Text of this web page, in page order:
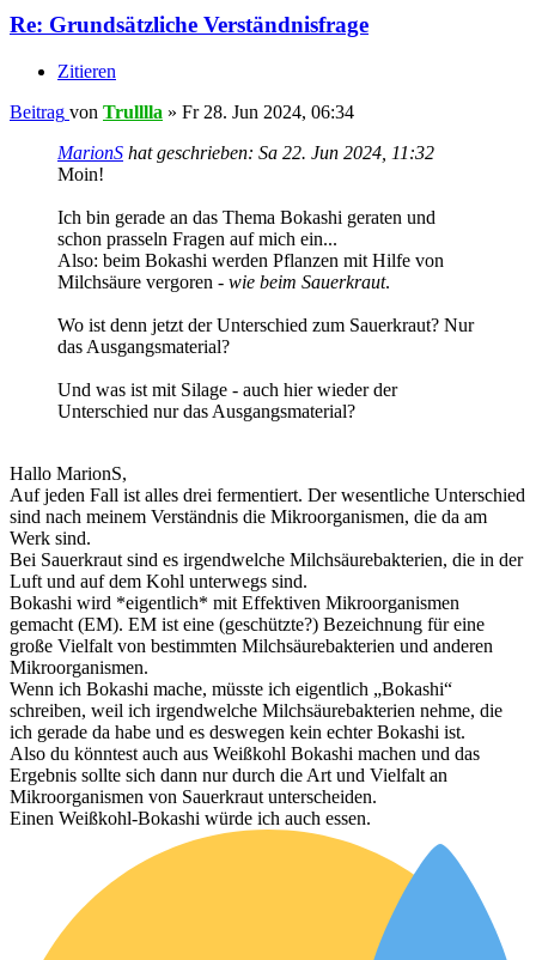
Re: Grundsätzliche Verständnisfrage
Zitieren
Beitrag von Trulllla » Fr 28. Jun 2024, 06:34
MarionS hat geschrieben: Sa 22. Jun 2024, 11:32
Moin!
Ich bin gerade an das Thema Bokashi geraten und
schon prasseln Fragen auf mich ein...
Also: beim Bokashi werden Pflanzen mit Hilfe von
Milchsäure vergoren - wie beim Sauerkraut.
Wo ist denn jetzt der Unterschied zum Sauerkraut? Nur
das Ausgangsmaterial?
Und was ist mit Silage - auch hier wieder der
Unterschied nur das Ausgangsmaterial?
Hallo MarionS,
Auf jeden Fall ist alles drei fermentiert. Der wesentliche Unterschied
sind nach meinem Verständnis die Mikroorganismen, die da am
Werk sind.
Bei Sauerkraut sind es irgendwelche Milchsäurebakterien, die in der
Luft und auf dem Kohl unterwegs sind.
Bokashi wird *eigentlich* mit Effektiven Mikroorganismen
gemacht (EM). EM ist eine (geschützte?) Bezeichnung für eine
große Vielfalt von bestimmten Milchsäurebakterien und anderen
Mikroorganismen.
Wenn ich Bokashi mache, müsste ich eigentlich „Bokashi“
schreiben, weil ich irgendwelche Milchsäurebakterien nehme, die
ich gerade da habe und es deswegen kein echter Bokashi ist.
Also du könntest auch aus Weißkohl Bokashi machen und das
Ergebnis sollte sich dann nur durch die Art und Vielfalt an
Mikroorganismen von Sauerkraut unterscheiden.
Einen Weißkohl-Bokashi würde ich auch essen.